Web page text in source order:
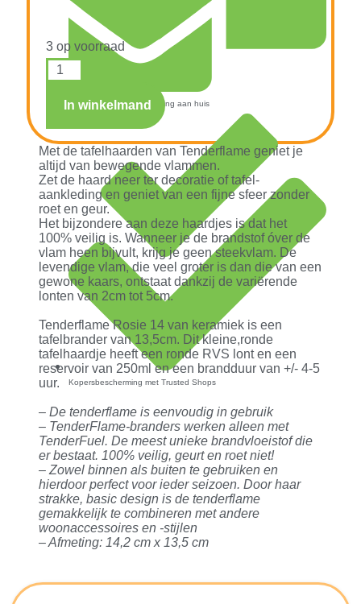
Snelle verzending & levering aan huis
Kopersbescherming met Trusted Shops
3 op voorraad
In winkelmand
Met de tafelhaarden van Tenderflame geniet je
altijd van bewegende vlammen.
Zet de haard neer ter decoratie of tafel-
aankleding en geniet van een fijne sfeer zonder
roet en geur.
Het bijzondere aan deze haardjes is dat het
100% veilig is. Wanneer je de brandstof óver de
vlam heen bijvult, krijg je geen steekvlam. De
levendige vlam, die veel groter is dan die van een
gewone kaars, ontstaat dankzij de variërende
lonten van 2cm tot 5cm.
Tenderflame Rosie 14 van keramiek is een
tafelbrander van 13,5cm. Dit kleine,ronde
tafelhaardje heeft een ronde RVS lont en een
reservoir van 250ml en een brandduur van +/- 4-5
uur.
– De tenderflame is eenvoudig in gebruik
– TenderFlame-branders werken alleen met
TenderFuel. De meest unieke brandvloeistof die
er bestaat. 100% veilig, geurt en roet niet!
– Zowel binnen als buiten te gebruiken en
hierdoor perfect voor ieder seizoen. Door haar
strakke, basic design is de tenderflame
gemakkelijk te combineren met andere
woonaccessoires en -stijlen
– Afmeting: 14,2 cm x 13,5 cm